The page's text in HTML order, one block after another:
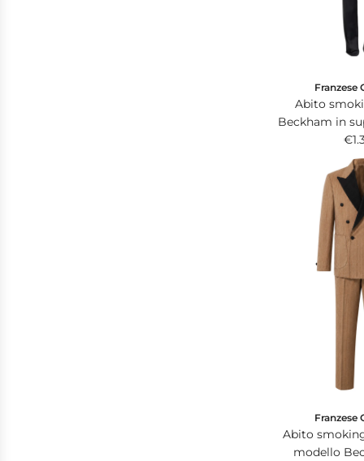
Franzese
Abito
Beckham in
plus blu
Franzese
Abito
modello